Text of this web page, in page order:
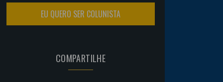
EU QUERO SER COLUNISTA
COMPARTILHE